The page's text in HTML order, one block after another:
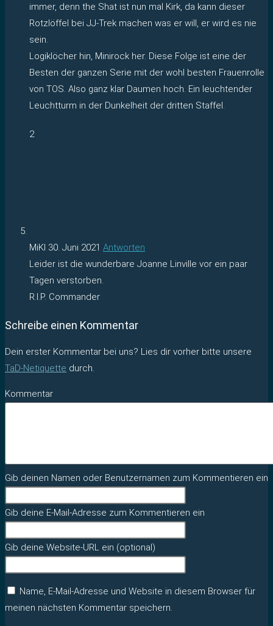
immer, denn the Shat ist nun mal Kirk, da kann dieser
Rotzlöffel bei JJ-Trek machen was er will, er wird es nie
sein.
Logiklöcher hin, Minirock her. Diese Folge ist eine der
Besten der ganzen Serie mit der wohl besten Frauenrolle
von TOS. Also ganz klar Daumen hoch. Ein leuchtender
Leuchtturm in der Dunkelheit der dritten Staffel.
2
MiKl 30. Juni 2021 Antworten
Leider ist die wunderbare Joanne Linville vor ein paar
Tagen verstorben.
R.I.P. Commander
Schreibe einen Kommentar
Dein erster Kommentar bei uns? Lies dir vorher bitte unsere
TaD-Netiquette durch.
Kommentar
Gib deinen Namen oder Benutzernamen zum Kommentieren ein
Gib deine E-Mail-Adresse zum Kommentieren ein
Gib deine Website-URL ein (optional)
Name, E-Mail-Adresse und Website in diesem Browser für
meinen nächsten Kommentar speichern.